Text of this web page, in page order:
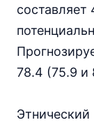
составляет
78.4 (75.9 и